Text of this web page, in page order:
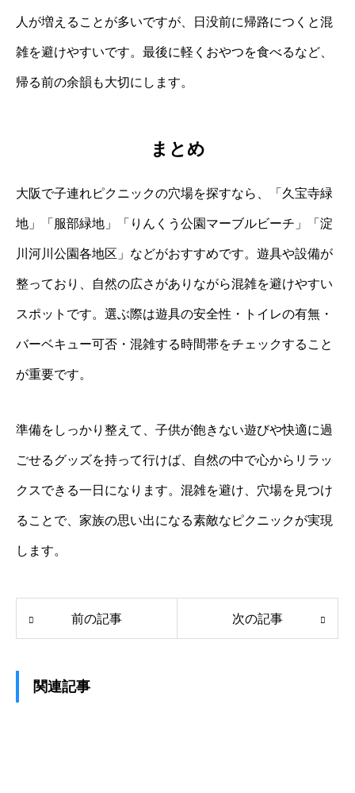
人が増えることが多いですが、日没前に帰路につくと混
雑を避けやすいです。最後に軽くおやつを食べるなど、
帰る前の余韻も大切にします。
まとめ
大阪で子連れピクニックの穴場を探すなら、「久宝寺緑
地」「服部緑地」「りんくう公園マーブルビーチ」「淀
川河川公園各地区」などがおすすめです。遊具や設備が
整っており、自然の広さがありながら混雑を避けやすい
スポットです。選ぶ際は遊具の安全性・トイレの有無・
バーベキュー可否・混雑する時間帯をチェックすること
が重要です。
準備をしっかり整えて、子供が飽きない遊びや快適に過
ごせるグッズを持って行けば、自然の中で心からリラッ
クスできる一日になります。混雑を避け、穴場を見つけ
ることで、家族の思い出になる素敵なピクニックが実現
します。
前の記事 次の記事
関連記事